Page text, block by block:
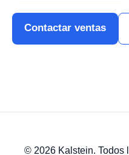
Contactar ventas
© 2026 Kalstein. Todos